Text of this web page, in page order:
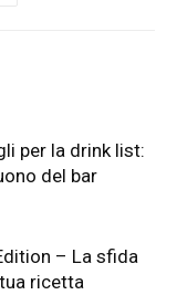
per la drink list:
del bar
– La sfida
ricetta